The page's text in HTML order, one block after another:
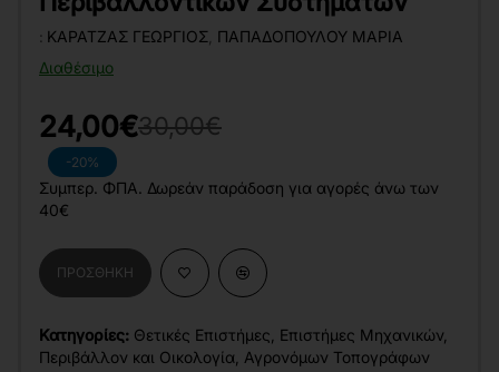
Διαθέσιμο
: ΚΑΡΑΤΖΆΣ ΓΕΏΡΓΙΟΣ ΠΑΠΑΔΟΠΟΎΛΟΥ ΜΑΡΊΑ
-20%
24,00€30,00€
Συμπερ. ΦΠΑ. Δωρεάν παράδοση για αγορές άνω των
40€
ΠΡΟΣΘΉΚΗ
Κατηγορίες: Θετικές Επιστήμες Επιστήμες Μηχανικών
Περιβάλλον και Οικολογία Αγρονόμων Τοπογράφων